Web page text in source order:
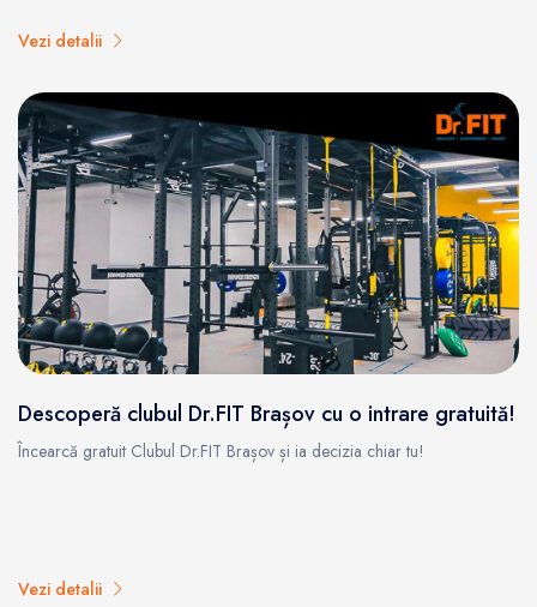
Vezi detalii
Descoperă clubul Dr.FIT Brașov cu o intrare gratuită!
Încearcă gratuit Clubul Dr.FIT Brașov și ia decizia chiar tu!
Vezi detalii